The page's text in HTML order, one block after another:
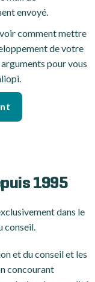
envoyé.
comment mettre
de votre
pour vous
1995
dans le
conseil.
et du conseil et les
concourant